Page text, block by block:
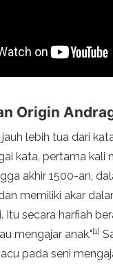
Origin
lebih tua dari
kata, pertama kali
akhir 1500-an,
memiliki akar
Itu secara harfiah
mengajar anak."[1]
pada seni